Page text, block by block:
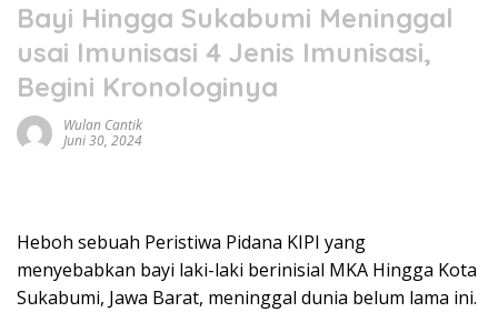
Bayi Hingga Sukabumi Meninggal
usai Imunisasi 4 Jenis Imunisasi,
Begini Kronologinya
Wulan Cantik
Juni 30, 2024
Heboh sebuah Peristiwa Pidana KIPI yang
menyebabkan bayi laki-laki berinisial MKA Hingga Kota
Sukabumi, Jawa Barat, meninggal dunia belum lama ini.